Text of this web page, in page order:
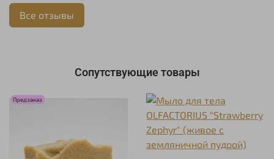
Все отзывы
Сопутствующие товары
Предзаказ